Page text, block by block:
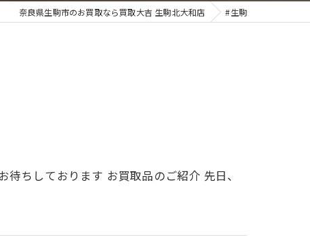
奈良県生駒市のお買取なら買取大吉 生駒北大和店 #生駒
ちしております お買取品のご紹介 先日、